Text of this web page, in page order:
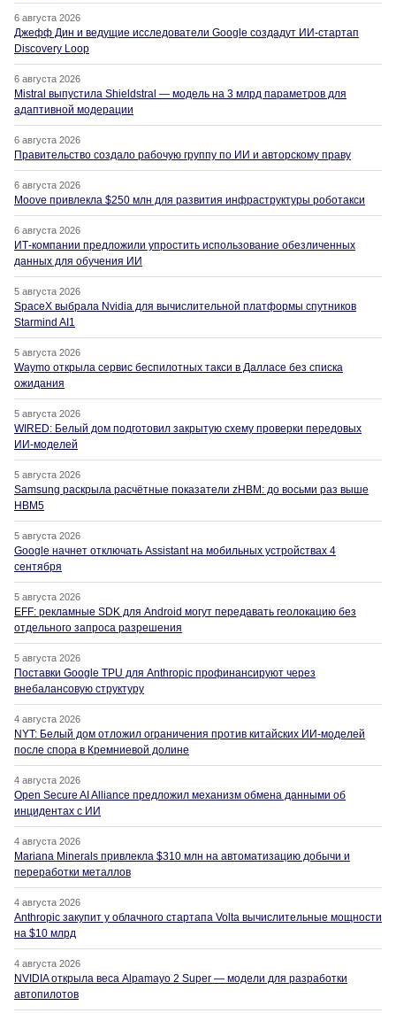
6 августа 2026
Джефф Дин и ведущие исследователи Google создадут ИИ-стартап
Discovery Loop
6 августа 2026
Mistral выпустила Shieldstral — модель на 3 млрд параметров для
адаптивной модерации
6 августа 2026
Правительство создало рабочую группу по ИИ и авторскому праву
6 августа 2026
Moove привлекла $250 млн для развития инфраструктуры роботакси
6 августа 2026
ИТ-компании предложили упростить использование обезличенных
данных для обучения ИИ
5 августа 2026
SpaceX выбрала Nvidia для вычислительной платформы спутников
Starmind AI1
5 августа 2026
Waymo открыла сервис беспилотных такси в Далласе без списка
ожидания
5 августа 2026
WIRED: Белый дом подготовил закрытую схему проверки передовых
ИИ-моделей
5 августа 2026
Samsung раскрыла расчётные показатели zHBM: до восьми раз выше
HBM5
5 августа 2026
Google начнет отключать Assistant на мобильных устройствах 4
сентября
5 августа 2026
EFF: рекламные SDK для Android могут передавать геолокацию без
отдельного запроса разрешения
5 августа 2026
Поставки Google TPU для Anthropic профинансируют через
внебалансовую структуру
4 августа 2026
NYT: Белый дом отложил ограничения против китайских ИИ-моделей
после спора в Кремниевой долине
4 августа 2026
Open Secure AI Alliance предложил механизм обмена данными об
инцидентах с ИИ
4 августа 2026
Mariana Minerals привлекла $310 млн на автоматизацию добычи и
переработки металлов
4 августа 2026
Anthropic закупит у облачного стартапа Volta вычислительные мощности
на $10 млрд
4 августа 2026
NVIDIA открыла веса Alpamayo 2 Super — модели для разработки
автопилотов